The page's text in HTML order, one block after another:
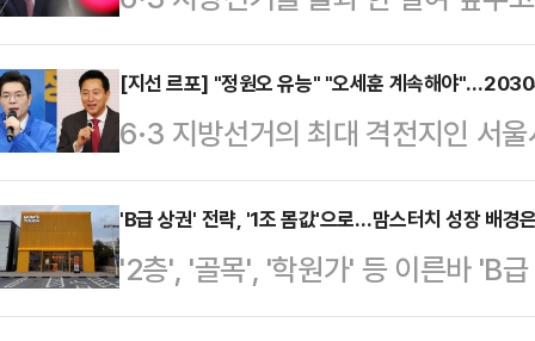
26.0%를 기록했…
한 날”이라는 글과 함께 여러 장의
이후 안성재 셰프의 공개 행보가 포
성재 셰프가 운영하는 모수서울은
티지로 바꿔 제…
15%의 '사망선고'를 받았다. 당 지
조차 더불어민주당에 밀리는 초유
단칼에 거절했다. "물러나는 것은
거 결과로 평가받겠다는 것이 그의
는 '책임'은 누구를 위한 것인가.지
'현실'이 아닌 자신의 '신앙'으로 보
[지선 르포] "정원오 유능" "오세훈 계속해야"…2030
6·3 지방선거의 최대 격전지인 서
원오 더불어민주당 후보의 대세론
이 오세훈 국민의힘 후보를 5선으
이렇듯 창과 방패의 싸움은 서울
의 현상 유지'에 관심을 보이는 탓
'B급 상권' 전략, '1조 몸값'으로…맘스터치 성장 배경
'2층', '골목', '학원가' 등 이른바 'B
지고 있다.동종 업계 후발주자로